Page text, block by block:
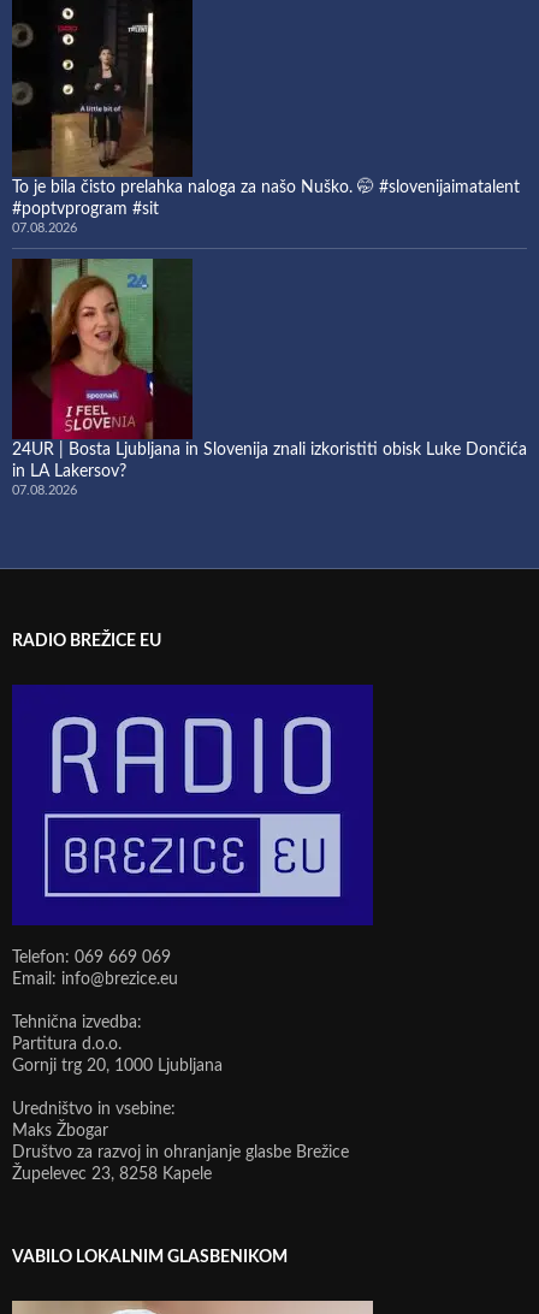
To je bila čisto prelahka naloga za našo Nuško. 🤭 #slovenijaimatalent
#poptvprogram #sit
07.08.2026
24UR | Bosta Ljubljana in Slovenija znali izkoristiti obisk Luke Dončića
in LA Lakersov?
07.08.2026
RADIO BREŽICE EU
Telefon: 069 669 069
Email: info@brezice.eu
Tehnična izvedba:
Partitura d.o.o.
Gornji trg 20, 1000 Ljubljana
Uredništvo in vsebine:
Maks Žbogar
Društvo za razvoj in ohranjanje glasbe Brežice
Župelevec 23, 8258 Kapele
VABILO LOKALNIM GLASBENIKOM